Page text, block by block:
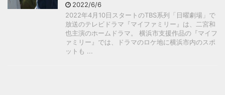
2022/6/6
2022年4月10日スタートのTBS系列「日曜劇場」で
放送のテレビドラマ『マイファミリー』は、二宮和
也主演のホームドラマ。 横浜市支援作品の『マイフ
ァミリー』では、ドラマのロケ地に横浜市内のスポ
ットも ...